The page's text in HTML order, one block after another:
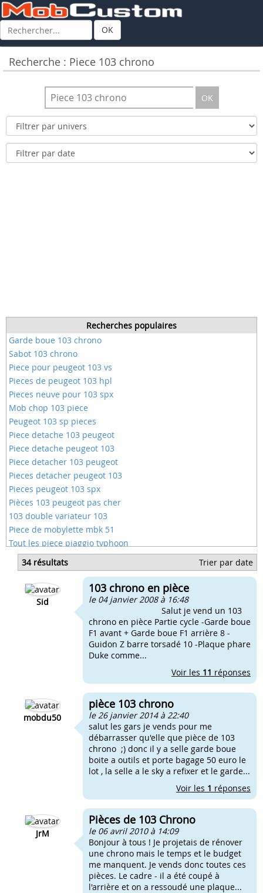
OK
Recherche : Piece 103 chrono
OK
Recherches populaires
Garde boue 103 chrono
Sabot 103 chrono
Piece pour peugeot 103 vs
Pieces de peugeot 103 hpl
Pieces neuve pour 103 spx
Mob chop 103 piece
Peugeot 103 sp pieces
Piece detache 103 peugeot
Piece detache peugeot 103
Piece detacher 103 peugeot
Pieces detacher peugeot 103
Pieces peugeot 103 spx
Pièces 103 peugeot pas cher
103 double variateur 103
Piece de mobylette mbk 51
Tout les piece piaggio typhoon
Piece pour pocket bike course
Piece pour scooter gilera stalker
Pieces de 51 mbk competition
Pieces de mobylette a donner
34 résultats Trier par date
Sid
103 chrono en pièce
le 04 janvier 2008 à 16:48
Salut je vend un 103
chrono en pièce Partie cycle -Garde boue
F1 avant + Garde boue F1 arrière 8 -
Guidon Z barre torsadé 10 -Plaque phare
Duke comme...
Voir les 11 réponses
mobdu50
pièce 103 chrono
le 26 janvier 2014 à 22:40
salut les gars je vends pour me
débarrasser qu'elle que pièce de 103
chrono ;) donc il y a selle garde boue
boite a outils et porte bagage 50 euro le
lot , la selle a le sky a refixer et le garde...
Voir les 1 réponses
JrM
Pièces de 103 Chrono
le 06 avril 2010 à 14:09
Bonjour à tous ! Je projetais de rénover
une chrono mais le temps et le budget
me manquent. Je vends donc toutes ces
pièces. Le cadre - il a été coupé à
l'arrière et on a ressoudé une plaque...